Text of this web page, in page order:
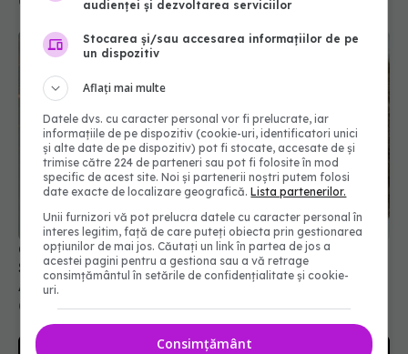
Ce se întâmplă în creierul tău după 50 de ani.
Schimbarea invizibilă care deschide drumul spre
Alzheimer
04 aug 2026, 07:44
audienței și dezvoltarea serviciilor
Stocarea și/sau accesarea informațiilor de pe
un dispozitiv
Aflați mai multe
Datele dvs. cu caracter personal vor fi prelucrate, iar
informațiile de pe dispozitiv (cookie-uri, identificatori unici
și alte date de pe dispozitiv) pot fi stocate, accesate de și
trimise către 224 de parteneri sau pot fi folosite în mod
specific de acest site. Noi și partenerii noștri putem folosi
date exacte de localizare geografică.Lista partenerilor.
Unii furnizori vă pot prelucra datele cu caracter personal în
interes legitim, față de care puteți obiecta prin gestionarea
opțiunilor de mai jos. Căutați un link în partea de jos a
acestei pagini pentru a gestiona sau a vă retrage
consimțământul în setările de confidențialitate și cookie-
uri.
Consimțământ